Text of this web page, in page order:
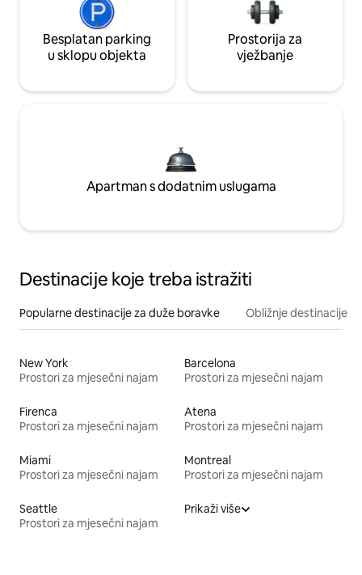
Besplatan parking
u sklopu objekta
Prostorija za
vježbanje
Apartman s dodatnim uslugama
Destinacije koje treba istražiti
Popularne destinacije za duže boravke Obližnje destinacije
New York
Prostori za mjesečni najam
Barcelona
Prostori za mjesečni najam
Firenca
Prostori za mjesečni najam
Atena
Prostori za mjesečni najam
Miami
Prostori za mjesečni najam
Montreal
Prostori za mjesečni najam
Seattle
Prostori za mjesečni najam
Prikaži više